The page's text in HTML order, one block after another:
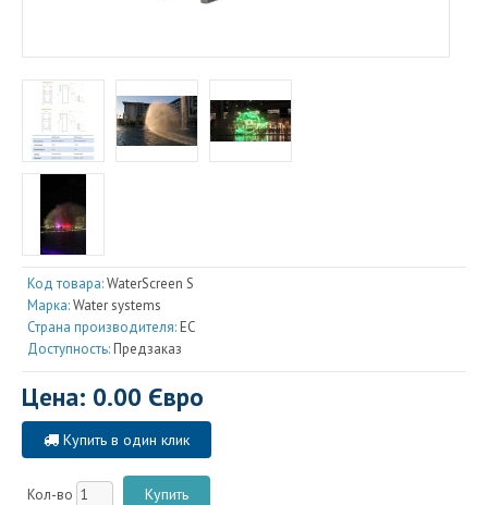
Код товара:WaterScreen S
Марка:Water systems
Страна производителя: EC
Доступность: Предзаказ
Цена: 0.00 Євро
Купить в один клик
Кол-во